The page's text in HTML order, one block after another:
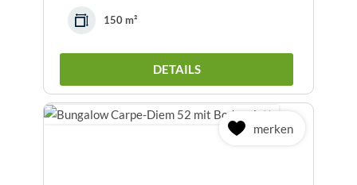
150 m²
DETAILS
merken